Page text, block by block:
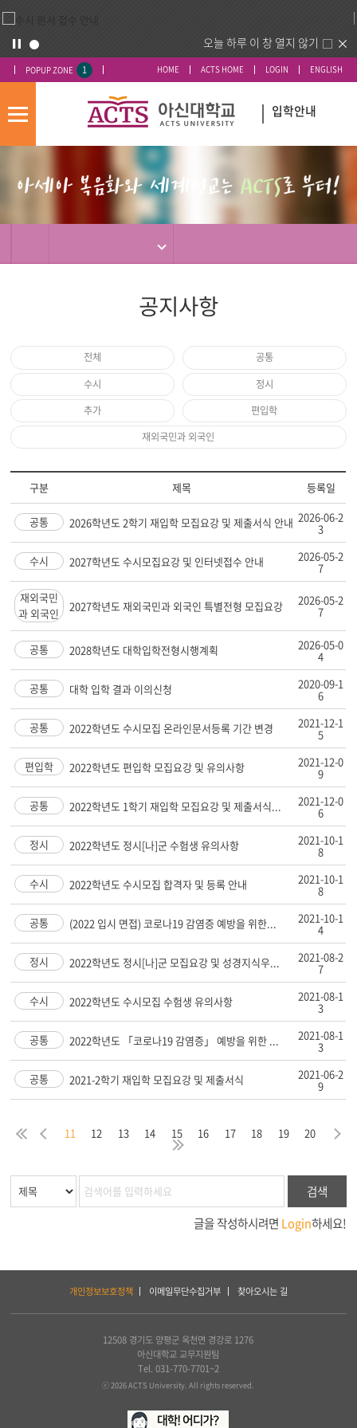
오늘 하루 이 창 열지 않기
POPUP ZONE 1 HOME ACTS HOME LOGIN ENGLISH
모
뉴
입학안내
공지사항
전체
공통
수시
정시
추가
편입학
재외국민과 외국인
구분 제목 등록일
공통 2026학년도 2학기 재입학 모집요강 및 제출서식 안내 2026-06-2
3
수시 2027학년도 수시모집요강 및 인터넷접수 안내 2026-05-2
7
재외국민
과 외국인
2027학년도 재외국민과 외국인 특별전형 모집요강 2026-05-2
7
공통 2028학년도 대학입학전형시행계획 2026-05-0
4
공통 대학 입학 결과 이의신청 2020-09-1
6
공통 2022학년도 수시모집 온라인문서등록 기간 변경 2021-12-1
5
편입학 2022학년도 편입학 모집요강 및 유의사항 2021-12-0
9
공통 2022학년도 1학기 재입학 모집요강 및 제출서식... 2021-12-0
6
정시 2022학년도 정시[나]군 수험생 유의사항 2021-10-1
8
수시 2022학년도 수시모집 합격자 및 등록 안내 2021-10-1
8
공통 (2022 입시 면접) 코로나19 감염증 예방을 위한... 2021-10-1
4
정시 2022학년도 정시[나]군 모집요강 및 성경지식우... 2021-08-2
7
수시 2022학년도 수시모집 수험생 유의사항 2021-08-1
3
공통 2022학년도 「코로나19 감염증」 예방을 위한 ... 2021-08-1
3
공통 2021-2학기 재입학 모집요강 및 제출서식 2021-06-2
9
처
음
이 11 12 13 14 15 16 17 18 19 20 다
마
지
검색
글을 작성하시려면 Login하세요!
개인정보보호정책 이메일무단수집거부 찾아오시는 길
12508 경기도 양평군 옥천면 경강로 1276
아신대학교 교무지원팀
Tel. 031-770-7701~2
ⓒ 2026 ACTS University. All rights reserved.